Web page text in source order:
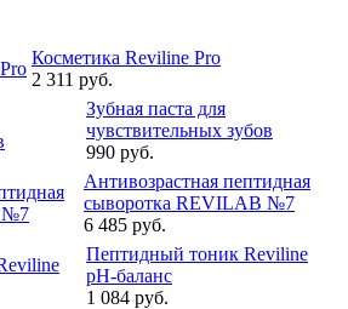
Косметика Reviline Pro
2 311 руб.
Зубная паста для
чувствительных зубов
990 руб.
Антивозрастная пептидная
сыворотка REVILAB №7
6 485 руб.
Пептидный тоник Reviline
pH-баланс
1 084 руб.